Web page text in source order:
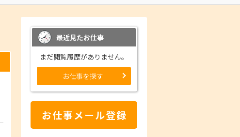
最近見たお仕事
まだ閲覧履歴がありません。
お仕事を探す
お仕事メール登録